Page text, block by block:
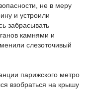
не в меру
и устроили
забрасывать
камнями и
слезоточивый
парижского метро
взобраться на крышу